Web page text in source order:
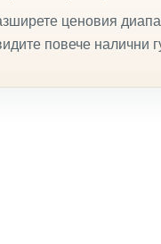
ценовия
повече налични